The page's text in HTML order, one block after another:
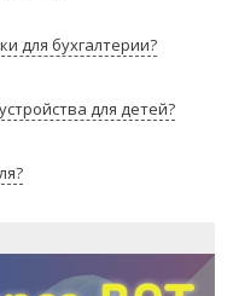
для бухгалтерии?
для детей?